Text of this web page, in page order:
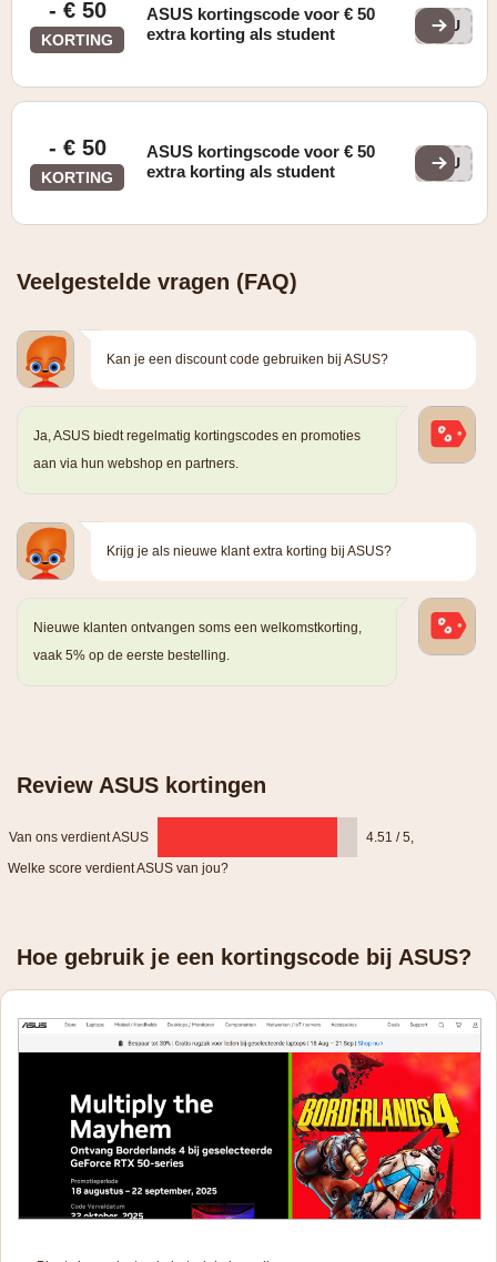
- € 50
KORTING
ASUS kortingscode voor € 50
extra korting als student
ASU
- € 50
KORTING
ASUS kortingscode voor € 50
extra korting als student
ASU
Veelgestelde vragen (FAQ)
Kan je een discount code gebruiken bij ASUS?
Ja, ASUS biedt regelmatig kortingscodes en promoties
aan via hun webshop en partners.
Krijg je als nieuwe klant extra korting bij ASUS?
Nieuwe klanten ontvangen soms een welkomstkorting,
vaak 5% op de eerste bestelling.
Review ASUS kortingen
Van ons verdient ASUS 4.51 / 5
Welke score verdient ASUS van jou?
Hoe gebruik je een kortingscode bij ASUS?